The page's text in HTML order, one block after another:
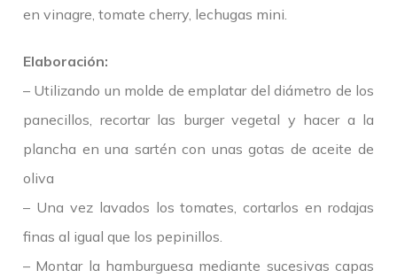
en vinagre, tomate cherry, lechugas mini.
Elaboración:
– Utilizando un molde de emplatar del diámetro de los
panecillos, recortar las burger vegetal y hacer a la
plancha en una sartén con unas gotas de aceite de
oliva
– Una vez lavados los tomates, cortarlos en rodajas
finas al igual que los pepinillos.
– Montar la hamburguesa mediante sucesivas capas